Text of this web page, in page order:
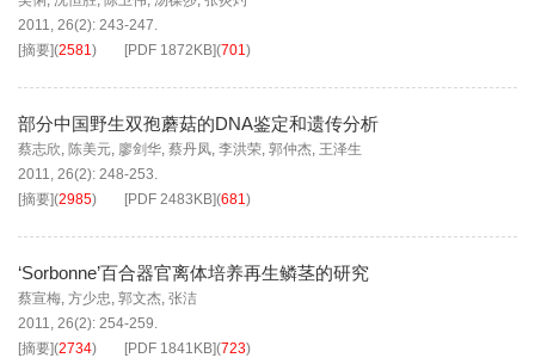
2011, 26(2): 243-247.
[摘要](2581) [PDF 1872KB](701)
部分中国野生双孢蘑菇的DNA鉴定和遗传分析
蔡志欣, 陈美元, 廖剑华, 蔡丹凤, 李洪荣, 郭仲杰, 王泽生
2011, 26(2): 248-253.
[摘要](2985) [PDF 2483KB](681)
‘Sorbonne’百合器官离体培养再生鳞茎的研究
蔡宣梅, 方少忠, 郭文杰, 张洁
2011, 26(2): 254-259.
[摘要](2734) [PDF 1841KB](723)